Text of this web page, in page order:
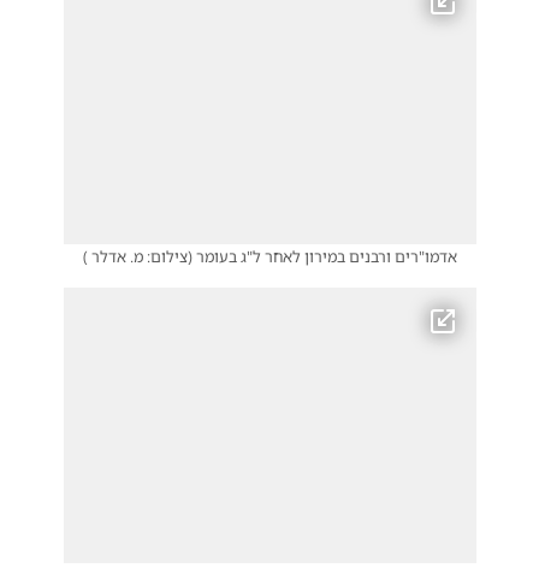
אדמו"רים ורבנים במירון לאחר ל"ג בעומר(צילום: מ. אדלר )